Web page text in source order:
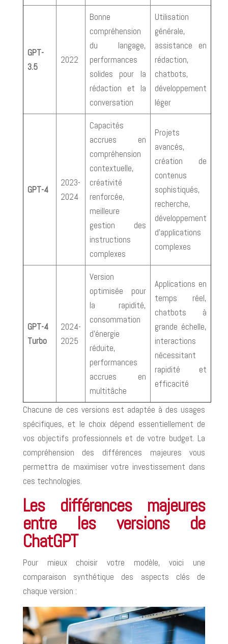
GPT-
3.5
2022
Bonne
compréhension
du langage,
performances
solides pour la
rédaction et la
conversation
Utilisation
générale,
assistance en
rédaction,
chatbots,
développement
léger
GPT-4
2023-
2024
Capacités
accrues en
compréhension
contextuelle,
créativité
renforcée,
meilleure
gestion des
instructions
complexes
Projets
avancés,
création de
contenus
sophistiqués,
recherche,
développement
d’applications
complexes
GPT-4
Turbo
2024-
2025
Version
optimisée pour
la rapidité,
consommation
d’énergie
réduite,
performances
accrues en
multitâche
Applications en
temps réel,
chatbots à
grande échelle,
interactions
nécessitant
rapidité et
efficacité
Chacune de ces versions est adaptée à des usages
spécifiques, et le choix dépend essentiellement de
vos objectifs professionnels et de votre budget. La
compréhension des différences majeures vous
permettra de maximiser votre investissement dans
ces technologies.
Les différences majeures
entre les versions de
ChatGPT
Pour mieux choisir votre modèle, voici une
comparaison synthétique des aspects clés de
chaque version :